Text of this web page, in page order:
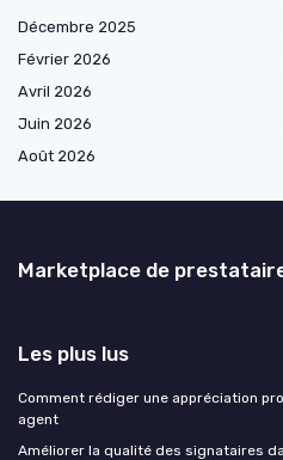
Décembre 2025
Février 2026
Avril 2026
Juin 2026
Août 2026
Marketplace de
Les plus lus
Comment rédiger une appréciation
agent
Améliorer la qualité des signataires